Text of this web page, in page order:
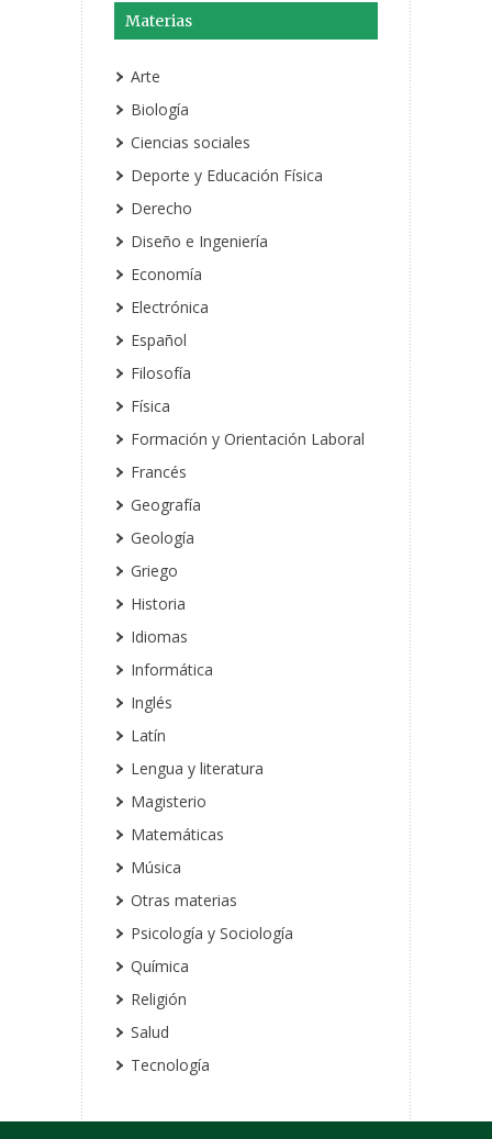
Materias
Arte
Biología
Ciencias sociales
Deporte y Educación Física
Derecho
Diseño e Ingeniería
Economía
Electrónica
Español
Filosofía
Física
Formación y Orientación Laboral
Francés
Geografía
Geología
Griego
Historia
Idiomas
Informática
Inglés
Latín
Lengua y literatura
Magisterio
Matemáticas
Música
Otras materias
Psicología y Sociología
Química
Religión
Salud
Tecnología